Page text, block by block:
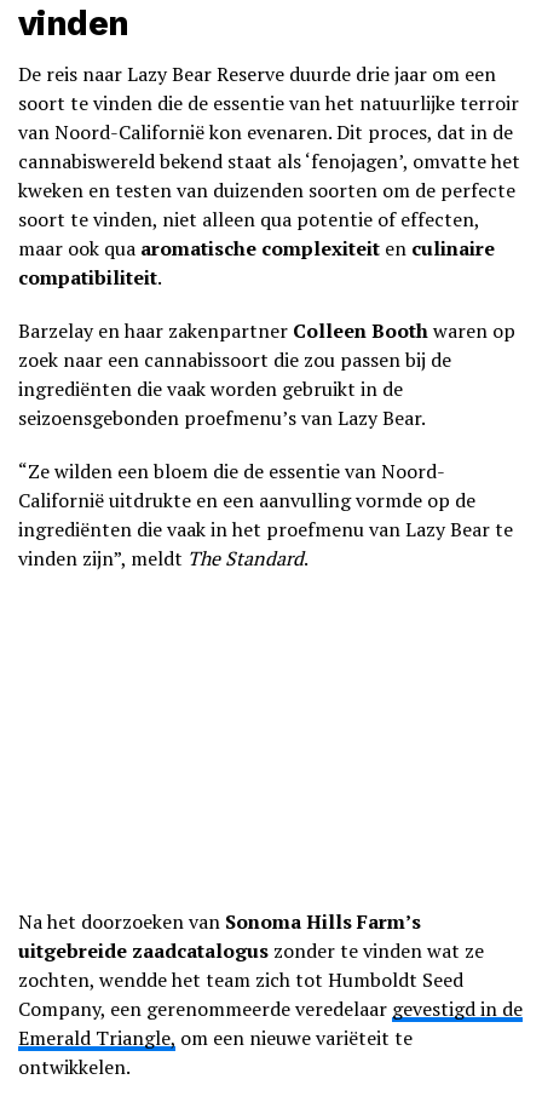
vinden
De reis naar Lazy Bear Reserve duurde drie jaar om een
soort te vinden die de essentie van het natuurlijke terroir
van Noord-Californië kon evenaren. Dit proces, dat in de
cannabiswereld bekend staat als ‘fenojagen’, omvatte het
kweken en testen van duizenden soorten om de perfecte
soort te vinden, niet alleen qua potentie of effecten,
maar ook qua aromatische complexiteit en culinaire
compatibiliteit.
Barzelay en haar zakenpartner Colleen Boothwaren op
zoek naar een cannabissoort die zou passen bij de
ingrediënten die vaak worden gebruikt in de
seizoensgebonden proefmenu’s van Lazy Bear.
“Ze wilden een bloem die de essentie van Noord-
Californië uitdrukte en een aanvulling vormde op de
ingrediënten die vaak in het proefmenu van Lazy Bear te
vinden zijn”, meldt The Standard.
Na het doorzoeken van Sonoma Hills Farm’s
uitgebreide zaadcatalogus zonder te vinden wat ze
zochten, wendde het team zich tot Humboldt Seed
Company, een gerenommeerde veredelaar gevestigd in de
Emerald Triangle, om een nieuwe variëteit te
ontwikkelen.